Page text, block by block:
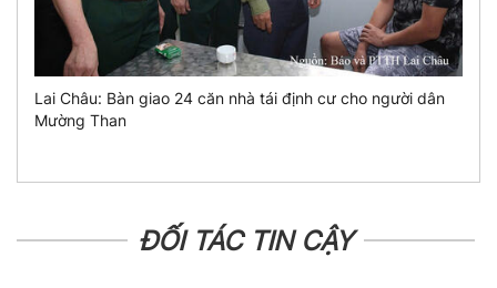
Lai Châu: Bàn giao 24 căn nhà tái định cư cho người dân
Mường Than
ĐỐI TÁC TIN CẬY